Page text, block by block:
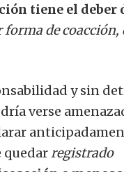
tiene el deber
forma de
y sin
verse
quedarregistrado